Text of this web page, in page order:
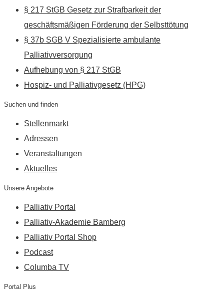
§ 217 StGB Gesetz zur Strafbarkeit der
geschäftsmäßigen Förderung der Selbsttötung
§ 37b SGB V Spezialisierte ambulante
Palliativversorgung
Aufhebung von § 217 StGB
Hospiz- und Palliativgesetz (HPG)
Suchen und finden
Stellenmarkt
Adressen
Veranstaltungen
Aktuelles
Unsere Angebote
Palliativ Portal
Palliativ-Akademie Bamberg
Palliativ Portal Shop
Podcast
Columba TV
Portal Plus